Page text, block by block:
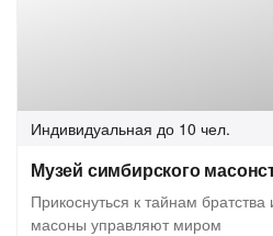
Индивидуальная до 10 чел.
Музей симбирского
Прикоснуться к тайнам
масоны управляют миром